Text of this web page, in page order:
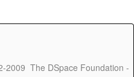
2009 The DSpace Foundation -